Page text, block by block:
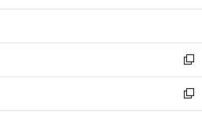
開
ウ
開
く
ン
ウ
で
開
く
ウ
ン
ド
ウ
で
開
新
し
い
新